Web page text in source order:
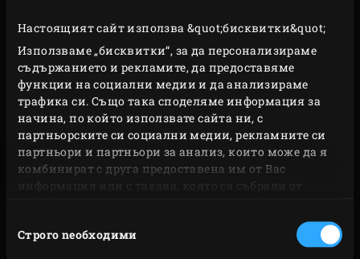
Настоящият сайт използва &quot;бисквитки&quot;
Използваме „бисквитки“, за да персонализираме
съдържанието и рекламите, да предоставяме
функции на социални медии и да анализираме
трафика си. Също така споделяме информация за
начина, по който използвате сайта ни, с
партньорските си социални медии, рекламните си
партньори и партньори за анализ, които може да я
комбинират с друга предоставена им от Вас
информация или с такава, която са събрали от
наСтрого nеобходими
Ако често премествате вашето Яйце, болтовете и